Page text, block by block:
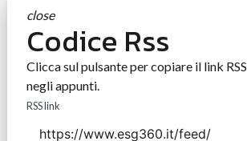
close
Codice Rss
Clicca sul pulsante per copiare il link RSS
negli appunti.
RSS link